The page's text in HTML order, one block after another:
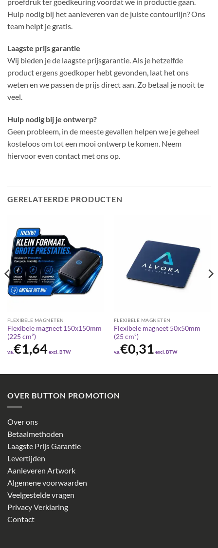
Hulp nodig bij het aanleveren van de juiste contourlijn? Ons
team helpt je gratis.
Laagste prijs garantie
Wij bieden je de laagste prijsgarantie. Als je hetzelfde
product ergens goedkoper hebt gevonden, laat het ons
weten en we passen de prijs direct aan. Zo betaal je nooit te
veel.
Hulp nodig bij je ontwerp?
Geen probleem, in de meeste gevallen helpen we je geheel
kosteloos om tot een mooi ontwerp te komen. Neem
hiervoor even contact met ons op.
GERELATEERDE PRODUCTEN
FLEXIBELE MAGNETEN
Flexibele magneet 150x150mm
(225 cm²)
v.a.€1,64excl. BTW
FLEXIBELE MAGNETEN
Flexibele magneet 50x50mm
(25 cm²)
v.a.€0,31 excl. BTW
OVER BUTTON PROMOTION
Over ons
Betaalmethoden
Laagste Prijs Garantie
Levertijden
Aanleveren Artwork
Algemene voorwaarden
Veelgestelde vragen
Privacy Verklaring
Contact